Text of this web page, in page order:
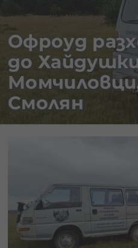
Офроуд
до
Смолян